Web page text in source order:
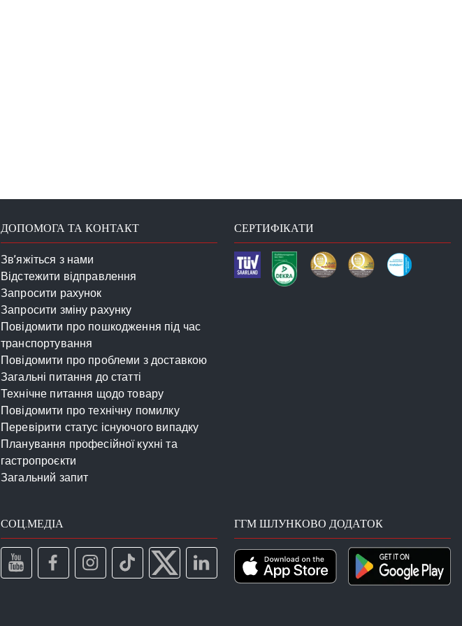
ДОПОМОГА ТА КОНТАКТ
Зв’яжіться з нами
Відстежити відправлення
Запросити рахунок
Запросити зміну рахунку
Повідомити про пошкодження під час
транспортування
Повідомити про проблеми з доставкою
Загальні питання до статті
Технічне питання щодо товару
Повідомити про технічну помилку
Перевірити статус існуючого випадку
Планування професійної кухні та
гастропроєкти
Загальний запит
СЕРТИФІКАТИ
СОЦ.МЕДІА ГГМ ШЛУНКОВО ДОДАТОК